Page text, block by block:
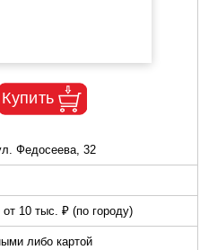
Федосеева, 32
от 10 тыс. ₽ (по городу)
либо картой